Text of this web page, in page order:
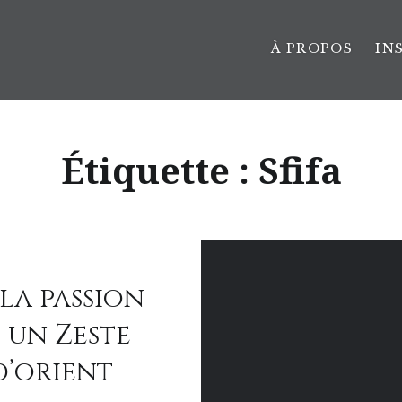
À PROPOS
Étiquette : Sfifa
passion
Zeste